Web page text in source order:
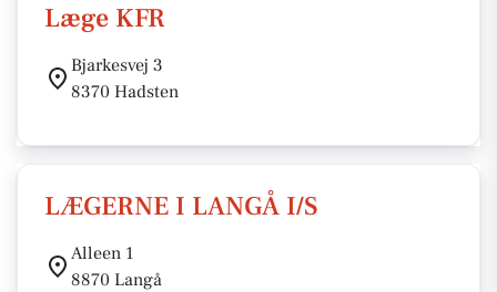
Læge KFR
Bjarkesvej 3
8370 Hadsten
LÆGERNE I LANGÅ I/S
Alleen 1
8870 Langå